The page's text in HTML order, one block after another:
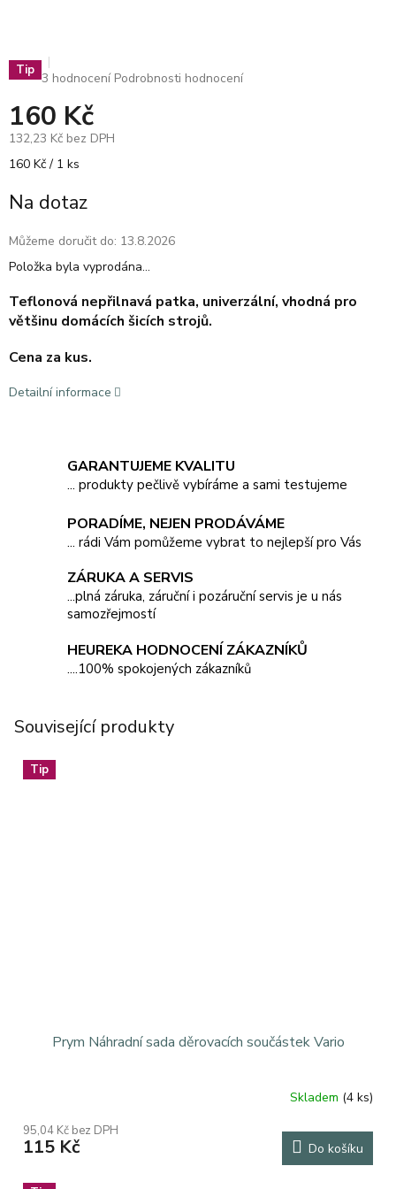
Tip Průměrné
produktu
je
5,0
z
hvězdiček.
3 hodnocení Podrobnosti hodnocení
160 Kč
132,23 Kč bez DPH
Měrná
160 Kč / 1 ks
Na dotaz
Můžeme doručit do: 13.8.2026
Položka byla vyprodána…
Teflonová nepřilnavá patka, univerzální, vhodná pro
většinu domácích šicích strojů.
Cena za kus.
Detailní informace
GARANTUJEME KVALITU
... produkty pečlivě vybíráme a sami testujeme
PORADÍME, NEJEN PRODÁVÁME
... rádi Vám pomůžeme vybrat to nejlepší pro Vás
ZÁRUKA A SERVIS
...plná záruka, záruční i pozáruční servis je u nás
samozřejmostí
HEUREKA HODNOCENÍ ZÁKAZNÍKŮ
....100% spokojených zákazníků
Související produkty
Tip
Prym Náhradní sada děrovacích součástek Vario
Skladem (4 ks)
95,04 Kč bez DPH
115 Kč Do košíku